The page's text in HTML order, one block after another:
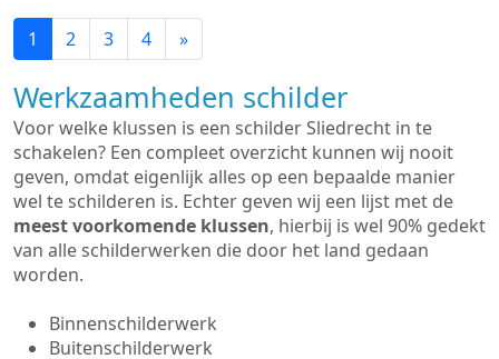
1 2 3 4 »
Werkzaamheden schilder
Voor welke klussen is een schilder Sliedrecht in te
schakelen? Een compleet overzicht kunnen wij nooit
geven, omdat eigenlijk alles op een bepaalde manier
wel te schilderen is. Echter geven wij een lijst met de
meest voorkomende klussen, hierbij is wel 90% gedekt
van alle schilderwerken die door het land gedaan
worden.
Binnenschilderwerk
Buitenschilderwerk